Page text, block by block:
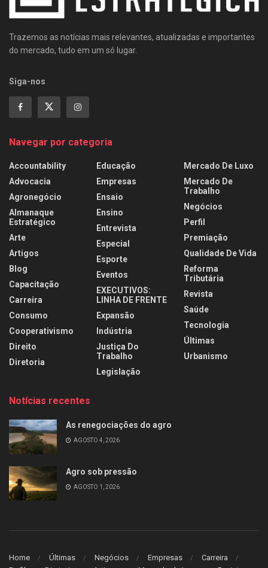
Trazemos as notícias mais relevantes, atualizadas e importantes
do mercado, tudo em um só lugar.
Siga-nos
Navegar por categoria
Accountability
Advocacia
Agronegócio
Almanaque
Estratégico
Arte
Artigos
Blog
Capacitação
Carreira
Consumo
Cooperativismo
Direito
Diretoria
Educação
Empresas
Ensaio
Ensino
Entrevista
Especial
Esporte
Eventos
EXECUTIVOS:
LINHA DE FRENTE
Expansão
Indústria
Justiça Do
Trabalho
Legislação
Mercado De Luxo
Mercado De
Trabalho
Negócios
Perfil
Premiação
Qualidade De Vida
Reforma
Tributária
Revista
Saúde
Tecnologia
Últimas
Urbanismo
Notícias recentes
As renegociações do agro
AGOSTO 4, 2026
Agro sob pressão
AGOSTO 1, 2026
Home Últimas Negócios Empresas
Carreira